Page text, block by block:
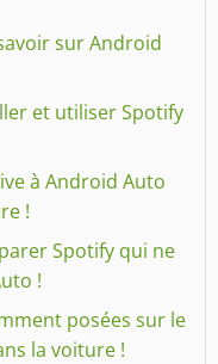
sur Android
et utiliser Spotify
à Android Auto
!
Spotify qui ne
!
posées sur le
la voiture !